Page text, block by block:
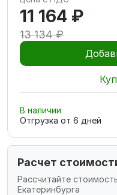
11 164 ₽
13 134 ₽
В наличии
Отгрузка от 6 дней
Расчет
Рассчитайте
Екатеринбурга